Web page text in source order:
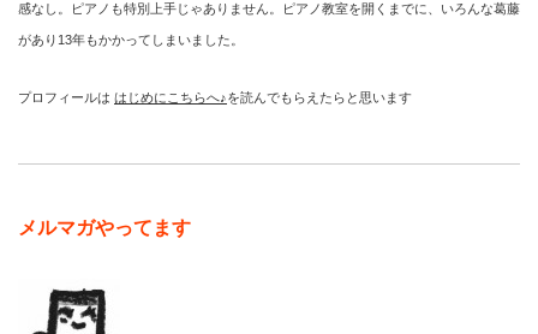
感なし。ピアノも特別上手じゃありません。ピアノ教室を開くまでに、いろんな葛藤
があり13年もかかってしまいました。
プロフィールは はじめにこちらへ♪を読んでもらえたらと思います
メルマガやってます